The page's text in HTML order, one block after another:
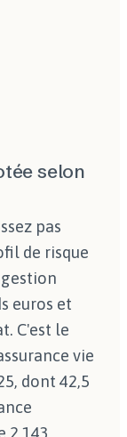
selon
pas
de risque
euros et
C'est le
vie
dont 42,5
2 143